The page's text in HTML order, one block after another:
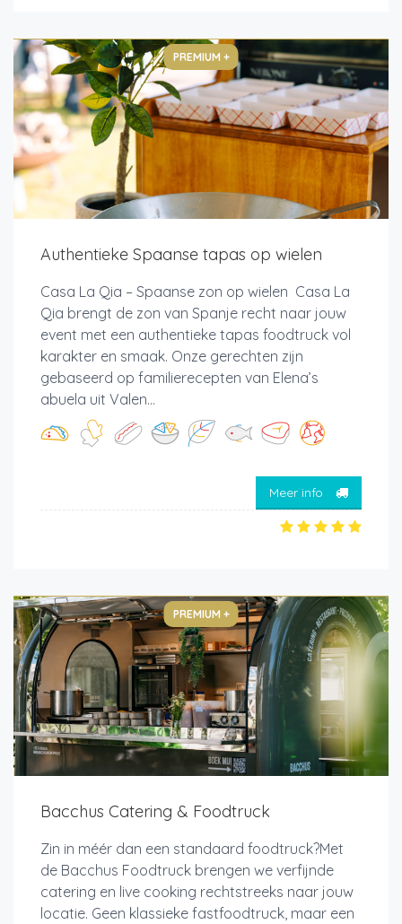
PREMIUM +
Authentieke Spaanse tapas op wielen
Casa La Qia – Spaanse zon op wielen Casa La
Qia brengt de zon van Spanje recht naar jouw
event met een authentieke tapas foodtruck vol
karakter en smaak. Onze gerechten zijn
gebaseerd op familierecepten van Elena’s
abuela uit Valen...
Meer info
PREMIUM +
Bacchus Catering & Foodtruck
Zin in méér dan een standaard foodtruck?Met
de Bacchus Foodtruck brengen we verfijnde
catering en live cooking rechtstreeks naar jouw
locatie. Geen klassieke fastfoodtruck, maar een